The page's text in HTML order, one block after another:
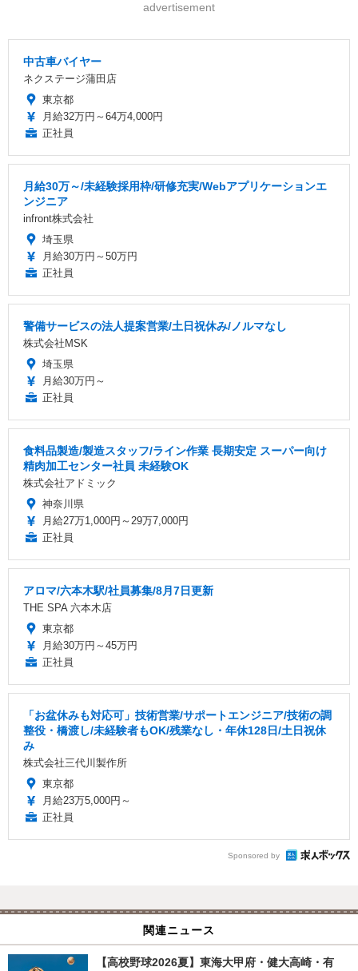
advertisement
中古車バイヤー
ネクステージ蒲田店
東京都
月給32万円～64万4,000円
正社員
月給30万～/未経験採用枠/研修充実/Webアプリケーションエ
ンジニア
infront株式会社
埼玉県
月給30万円～50万円
正社員
警備サービスの法人提案営業/土日祝休み/ノルマなし
株式会社MSK
埼玉県
月給30万円～
正社員
食料品製造/製造スタッフ/ライン作業 長期安定 スーパー向け
精肉加工センター社員 未経験OK
株式会社アドミック
神奈川県
月給27万1,000円～29万7,000円
正社員
アロマ/六本木駅/社員募集/8月7日更新
THE SPA 六本木店
東京都
月給30万円～45万円
正社員
「お盆休みも対応可」技術営業/サポートエンジニア/技術の調
整役・橋渡し/未経験者もOK/残業なし・年休128日/土日祝休
み
株式会社三代川製作所
東京都
月給23万5,000円～
正社員
Sponsored by
関連ニュース
【高校野球2026夏】東海大甲府・健大高崎・有